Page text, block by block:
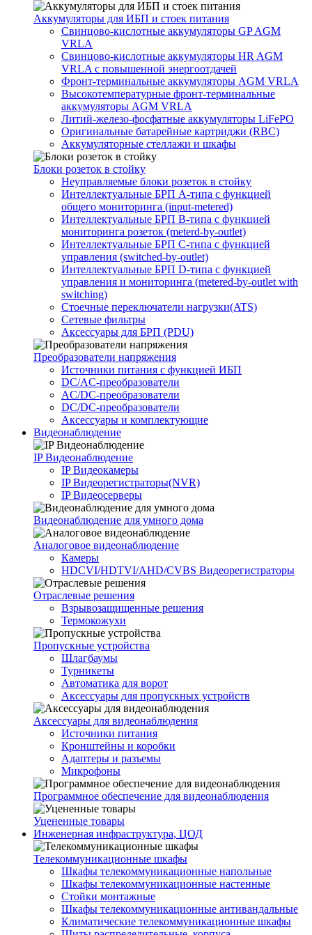
Аккумуляторы для ИБП и стоек питания
Свинцово-кислотные аккумуляторы GP AGM
VRLA
Свинцово-кислотные аккумуляторы HR AGM
VRLA с повышенной энергоотдачей
Фронт-терминальные аккумуляторы AGM VRLA
Высокотемпературные фронт-терминальные
аккумуляторы AGM VRLA
Литий-железо-фосфатные аккумуляторы LiFePO
Оригинальные батарейные картриджи (RBC)
Аккумуляторные стеллажи и шкафы
Блоки розеток в стойку
Неуправляемые блоки розеток в стойку
Интеллектуальные БРП А-типа с функцией
общего мониторинга (input-metered)
Интеллектуальные БРП B-типа с функцией
мониторинга розеток (meterd-by-outlet)
Интеллектуальные БРП C-типа с функцией
управления (switched-by-outlet)
Интеллектуальные БРП D-типа с функцией
управления и мониторинга (metered-by-outlet with
switching)
Стоечные переключатели нагрузки(ATS)
Сетевые фильтры
Аксессуары для БРП (PDU)
Преобразователи напряжения
Источники питания c функцией ИБП
DC/AC-преобразователи
AC/DC-преобразователи
DC/DC-преобразователи
Аксессуары и комплектующие
Видеонаблюдение
IP Видеонаблюдение
IP Видеокамеры
IP Видеорегистраторы(NVR)
IP Видеосерверы
Видеонаблюдение для умного дома
Аналоговое видеонаблюдение
Камеры
HDCVI/HDTVI/AHD/CVBS Видеорегистраторы
Отраслевые решения
Взрывозащищенные решения
Термокожухи
Пропускные устройства
Шлагбаумы
Турникеты
Автоматика для ворот
Аксессуары для пропускных устройств
Аксессуары для видеонаблюдения
Источники питания
Кронштейны и коробки
Адаптеры и разъемы
Микрофоны
Программное обеспечение для видеонаблюдения
Уцененные товары
Инженерная инфраструктура, ЦОД
Телекоммуникационные шкафы
Шкафы телекоммуникационные напольные
Шкафы телекоммуникационные настенные
Стойки монтажные
Шкафы телекоммуникационные антивандальные
Климатические телекоммуникационные шкафы